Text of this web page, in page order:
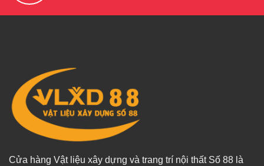
Cửa hàng Vật liệu xây dựng và trang trí nội thất Số 88 là